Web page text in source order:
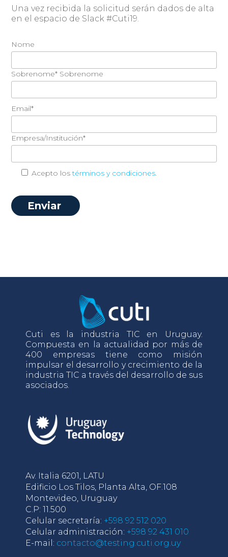
Una vez recibida la solicitud serán dados de alta
en el espacio de Slack #Cuti19.
Nome
Sobrenome* Sobrenome
Email*
Empresa/Institución*
Acepto lostérminos y condiciones.
Cuti es la industria TIC en Uruguay.
Compuesta en la actualidad por más de
400 empresas tiene como misión
impulsar el desarrollo y crecimiento de la
industria TIC a través del desarrollo de sus
asociados.
Av. Italia 6201, LATU
Edificio Los Tilos, Planta Alta, OF.108
Montevideo, Uruguay
C.P: 11.500
Celular secretaría: +598 92 512 020
Celular administración: +598 92 431 010
E-mail: contacto@testing.cuti.org.uy